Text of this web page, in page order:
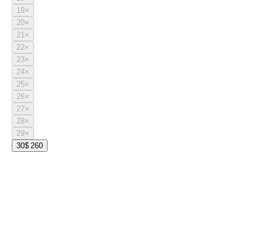
19×
20×
21×
22×
23×
24×
25×
26×
27×
28×
29×
30$ 260